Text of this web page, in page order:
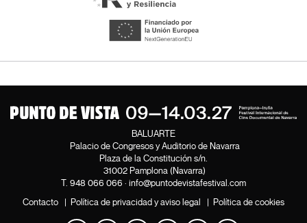
BALUARTE
Palacio de Congresos y Auditorio de Navarra
Plaza de la Constitución s/n.
31002 Pamplona (Navarra)
T. 948 066 066 · info@puntodevistafestival.com
Contacto | Política de privacidad y aviso legal | Política de cookies